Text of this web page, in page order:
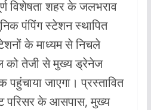
विशेषता शहर के जलभराव
पंपिंग स्टेशन स्थापित
के माध्यम से निचले
को तेजी से मुख्य ड्रेनेज
जाएगा। प्रस्तावित
परिसर के आसपास, मुख्य